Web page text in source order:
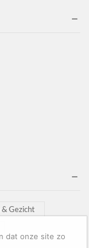
& Gezicht
dat onze site zo